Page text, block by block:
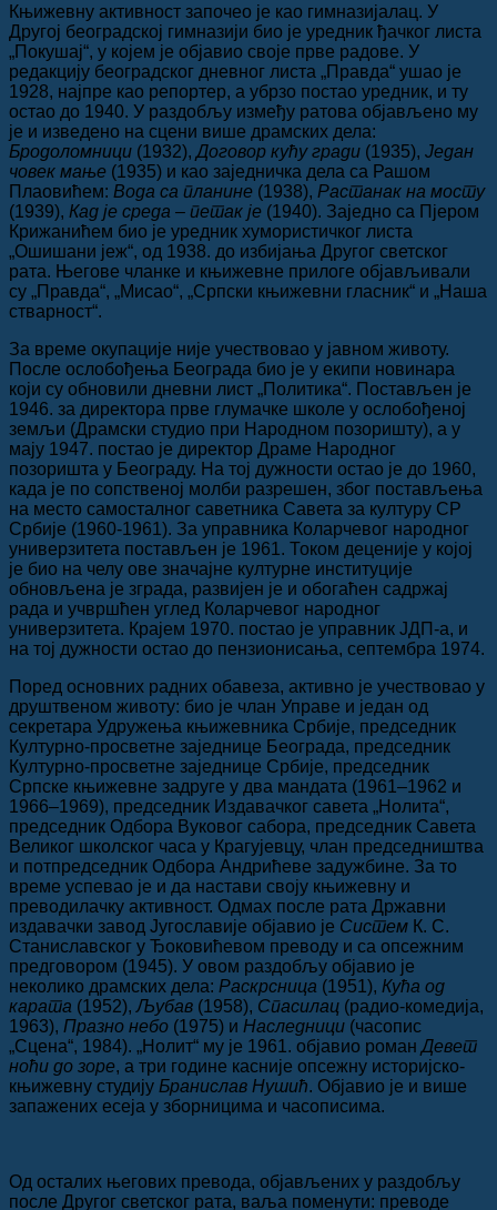
Књижевну активност започео је као гимназијалац. У
Другој београдској гимназији био је уредник ђачког листа
„Покушај“, у којем је објавио своје прве радове. У
редакцију београдског дневног листа „Правда“ ушао је
1928, најпре као репортер, а убрзо постао уредник, и ту
остао до 1940. У раздобљу између ратова објављено му
је и изведено на сцени више драмских дела:
Бродоломници (1932), Договор кућу гради (1935), Један
човек мање (1935) и као заједничка дела са Рашом
Плаовићем: Вода са планине (1938), Растанак на мосту
(1939), Кад је среда – петак је (1940). Заједно са Пјером
Крижанићем био је уредник хумористичког листа
„Ошишани јеж“, од 1938. до избијања Другог светског
рата. Његове чланке и књижевне прилоге објављивали
су „Правда“, „Мисао“, „Српски књижевни гласник“ и „Наша
стварност“.
За време окупације није учествовао у јавном животу.
После ослобођења Београда био је у екипи новинара
који су обновили дневни лист „Политика“. Постављен је
1946. за директора прве глумачке школе у ослобођеној
земљи (Драмски студио при Народном позоришту), а у
мају 1947. постао је директор Драме Народног
позоришта у Београду. На тој дужности остао је до 1960,
када је по сопственој молби разрешен, због постављења
на место самосталног саветника Савета за културу СР
Србије (1960-1961). За управника Коларчевог народног
универзитета постављен је 1961. Током деценије у којој
је био на челу ове значајне културне институције
обновљена је зграда, развијен је и обогаћен садржај
рада и учвршћен углед Коларчевог народног
универзитета. Крајем 1970. постао је управник ЈДП-а, и
на тој дужности остао до пензионисања, септембра 1974.
Поред основних радних обавеза, активно је учествовао у
друштвеном животу: био је члан Управе и један од
секретара Удружења књижевника Србије, председник
Културно-просветне заједнице Београда, председник
Културно-просветне заједнице Србије, председник
Српске књижевне задруге у два мандата (1961–1962 и
1966–1969), председник Издавачког савета „Нолита“,
председник Одбора Вуковог сабора, председник Савета
Великог школског часа у Крагујевцу, члан председништва
и потпредседник Одбора Андрићеве задужбине. За то
време успевао је и да настави своју књижевну и
преводилачку активност. Одмах после рата Државни
издавачки завод Југославије објавио је Систем К. С.
Станиславског у Ђоковићевом преводу и са опсежним
предговором (1945). У овом раздобљу објавио је
неколико драмских дела: Раскрсница (1951), Кућа од
карата (1952), Љубав (1958), Спасилац (радио-комедија,
1963), Празно небо (1975) и Наследници (часопис
„Сцена“, 1984). „Нолит“ му је 1961. објавио роман Девет
ноћи до зоре, а три године касније опсежну историјско-
књижевну студију Бранислав Нушић. Објавио је и више
запажених есеја у зборницима и часописима.
Од осталих његових превода, објављених у раздобљу
после Другог светског рата, ваља поменути: преводе